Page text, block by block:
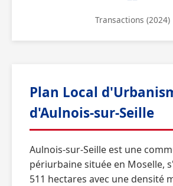
Transactions (2024)
Plan Local
d'Aulnois-sur-Seille
Aulnois-sur-Seille est une
périurbaine située en Moselle,
511 hectares avec une densité